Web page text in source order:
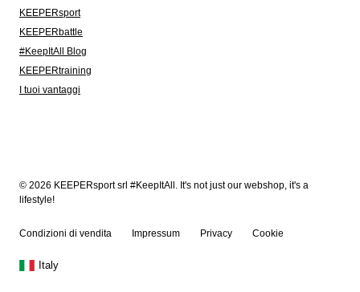
KEEPERsport
KEEPERbattle
#KeepItAll Blog
KEEPERtraining
I tuoi vantaggi
© 2026 KEEPERsport srl #KeepItAll. It's not just our webshop, it's a
lifestyle!
Condizioni di vendita Impressum Privacy Cookie
Italy